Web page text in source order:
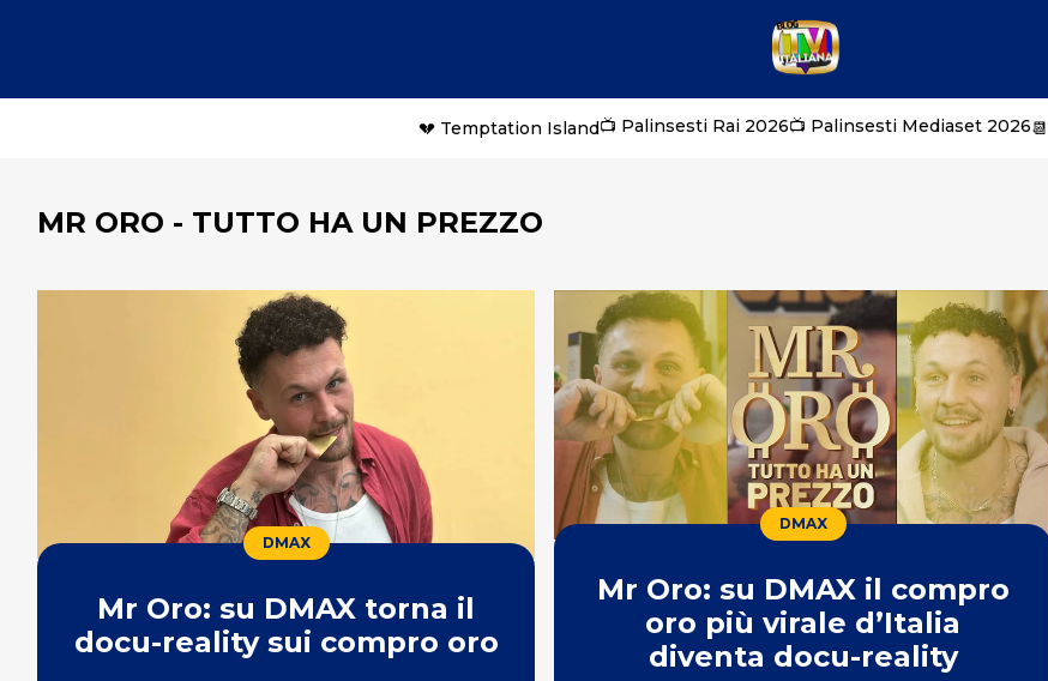
💔 Temptation Island📺 Palinsesti Rai 2026📺 Palinsesti Mediaset 2026
MR ORO - TUTTO HA UN PREZZO
DMAX
Mr Oro: su DMAX torna il
docu-reality sui compro oro
DMAX
Mr Oro: su DMAX il compro
oro più virale d’Italia
diventa docu-reality